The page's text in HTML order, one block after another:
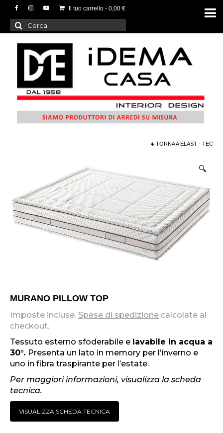
Il tuo carrello - 0,00 €
Cerca:
TORNA A ELAST - TEC
🔍
MURANO PILLOW TOP
Imposte incluse. Spese di spedizione calcolate al
checkout.
Tessuto esterno sfoderabile e lavabile in acqua a
30°. Presenta un lato in memory per l’inverno e
uno in fibra traspirante per l’estate.
Per maggiori informazioni, visualizza la scheda
tecnica.
VISUALIZZA SCHEDA TECNICA